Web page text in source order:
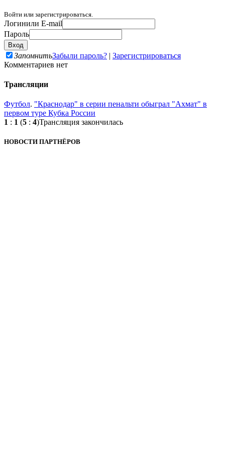
Войти или зарегистрироваться.
Логинили E-mail
Пароль
ЗапомнитьЗабыли пароль? | Зарегистрироваться
Комментариев нет
Трансляции
Футбол. "Краснодар" в серии пенальти обыграл "Ахмат" в
первом туре Кубка России
1 : 1 (5 : 4)Трансляция закончилась
НОВОСТИ ПАРТНЁРОВ